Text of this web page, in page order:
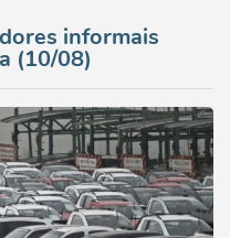
informais
(10/08)